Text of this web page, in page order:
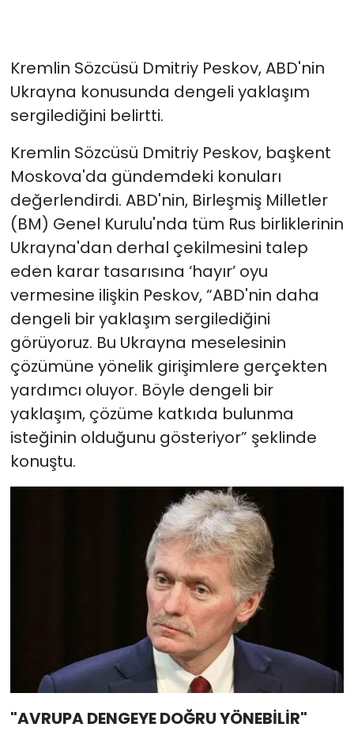
Kremlin Sözcüsü Dmitriy Peskov, ABD'nin
Ukrayna konusunda dengeli yaklaşım
sergilediğini belirtti.
Kremlin Sözcüsü Dmitriy Peskov, başkent
Moskova'da gündemdeki konuları
değerlendirdi. ABD'nin, Birleşmiş Milletler
(BM) Genel Kurulu'nda tüm Rus birliklerinin
Ukrayna'dan derhal çekilmesini talep
eden karar tasarısına ‘hayır’ oyu
vermesine ilişkin Peskov, “ABD'nin daha
dengeli bir yaklaşım sergilediğini
görüyoruz. Bu Ukrayna meselesinin
çözümüne yönelik girişimlere gerçekten
yardımcı oluyor. Böyle dengeli bir
yaklaşım, çözüme katkıda bulunma
isteğinin olduğunu gösteriyor” şeklinde
konuştu.
"AVRUPA DENGEYE DOĞRU YÖNEBİLİR"